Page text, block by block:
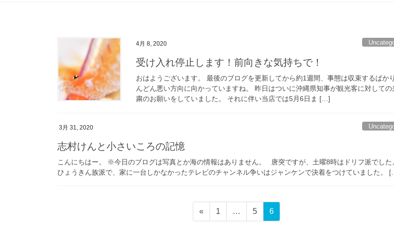
4月 8, 2020
受け入れ停止します！前向きな気持ちで！
おはようございます。 最後のブログを更新してから約1週間、事態は収束するばか
んどん悪い方向に向かっていますね。 昨日はついに沖縄県知事が観光客に対しての
粛のお願いをしていました。 それに伴い当店では5月6日ま […]
3月 31, 2020
志村けんと小さいころの記憶
こんにちはー。 ※今日のブログは写真とか海の情報はありません。 唐突ですが、土曜8時はドリフ派でした
ひょうきん族派で、家に一台しかなかったテレビのチャンネル争いはジャンケンで決着をつけていました。
«
固
定
1 …
固
定
5
固
定
6